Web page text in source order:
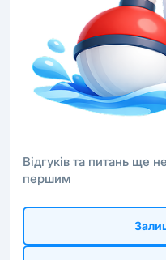
Відгуків та питань ще
першим